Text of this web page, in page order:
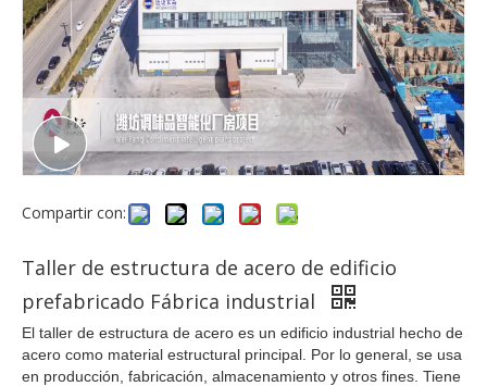
Compartir con:
Taller de estructura de acero de edificio
prefabricado Fábrica industrial
El taller de estructura de acero es un edificio industrial hecho de
acero como material estructural principal. Por lo general, se usa
en producción, fabricación, almacenamiento y otros fines. Tiene